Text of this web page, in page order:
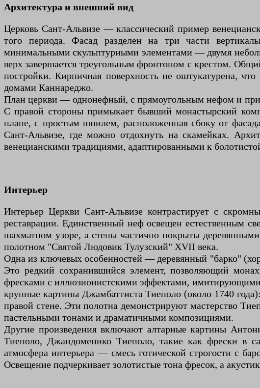
Архитектура и внешний вид
Церковь Сант-Альвизе — классический пример
того периода. Фасад разделен на три части
минимальными скульптурными элементами — двумя
верх завершается треугольным фронтоном с крестом.
постройки. Кирпичная поверхность не оштукатурена,
домами Каннареджо.
План церкви — однонефный, с прямоугольным нефом и
С правой стороны примыкает бывший монастырский
плане, с простым шпилем, расположенная сбоку от
Сант-Альвизе, где можно отдохнуть на скамейках.
венецианскими традициями, адаптированными к
Интерьер
Интерьер Церкви Сант-Альвизе контрастирует с
реставрации. Единственный неф освещен естественным
шахматном узоре, а стены частично покрыты
полотном "Святой Людовик Тулузский" XVII века.
Одна из ключевых особенностей — деревянный "барко"
Это редкий сохранившийся элемент, позволяющий
фресками с иллюзионистскими эффектами,
крупные картины Джамбаттиста Тиеполо (около 1740
правой стене. Эти полотна демонстрируют мастерство
пастельными тонами и драматичными композициями.
Другие произведения включают алтарные картины
Тиеполо, Джандоменико Тиеполо, такие как фрески в
атмосфера интерьера — смесь готической строгости с
Освещение подчеркивает золотистые тона фресок, а